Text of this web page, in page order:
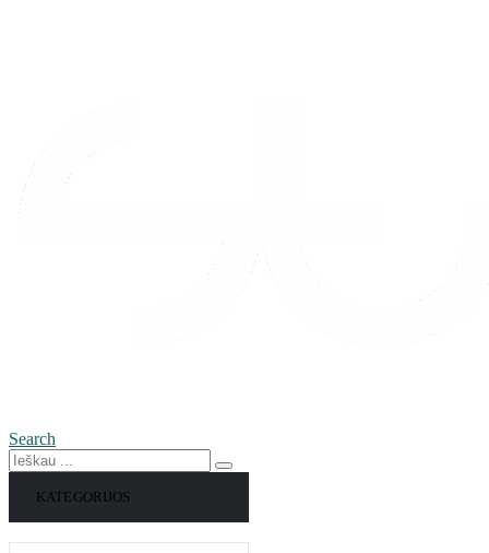
Search
KATEGORIJOS